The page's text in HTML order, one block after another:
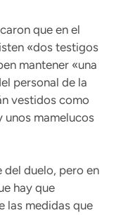
que en el
«dos testigos
mantener «una
personal de la
vestidos como
unos mamelucos
del duelo, pero en
hay que
las medidas que